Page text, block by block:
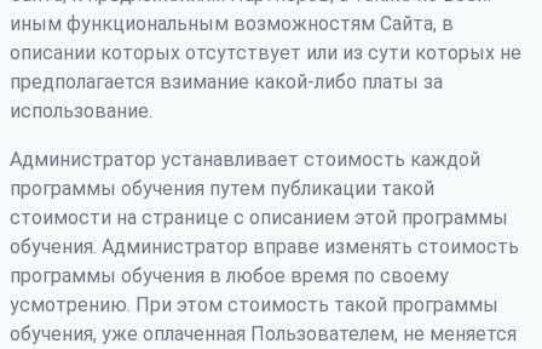
иным функциональным возможностям Сайта, в
описании которых отсутствует или из сути которых не
предполагается взимание какой-либо платы за
использование.
Администратор устанавливает стоимость каждой
программы обучения путем публикации такой
стоимости на странице с описанием этой программы
обучения. Администратор вправе изменять стоимость
программы обучения в любое время по своему
усмотрению. При этом стоимость такой программы
обучения, уже оплаченная Пользователем, не меняется